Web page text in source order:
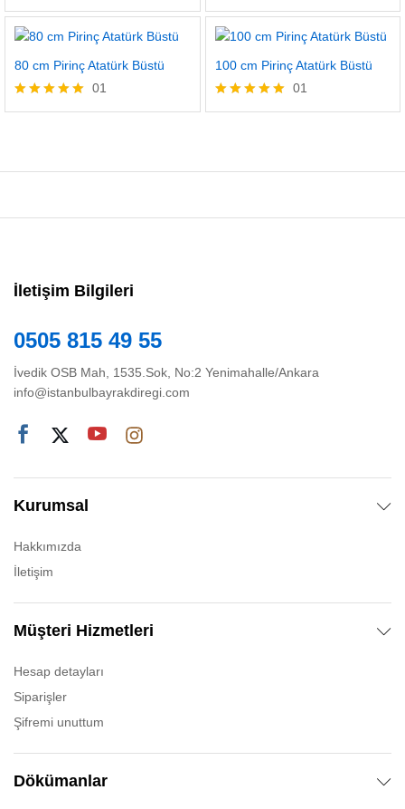
5 üzerinden
5.00
oy aldı
80 cm Pirinç Atatürk Büstü
5 üzerinden
01
100 cm Pirinç Atatürk Büstü
5 üzerinden
01
İletişim Bilgileri
0505 815 49 55
İvedik OSB Mah, 1535.Sok, No:2 Yenimahalle/Ankara
info@istanbulbayrakdiregi.com
Kurumsal
Hakkımızda
İletişim
Müşteri Hizmetleri
Hesap detayları
Siparişler
Şifremi unuttum
Dökümanlar